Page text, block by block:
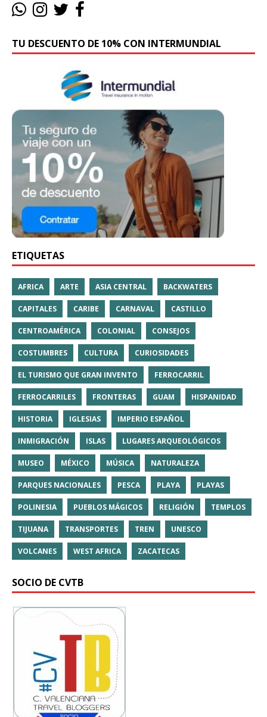
TU DESCUENTO DE 10% CON INTERMUNDIAL
ETIQUETAS
AFRICA ARTE ASIA CENTRAL BACKWATERS
CAPITALES CARIBE CARNAVAL CASTILLO
CENTROAMÉRICA COLONIAL CONSEJOS
COSTUMBRES CULTURA CURIOSIDADES
EL TURISMO QUE GRAN INVENTO FERROCARRIL
FERROCARRILES FRONTERAS GUAM HISPANIDAD
HISTORIA IGLESIAS IMPERIO ESPAÑOL
INMIGRACIÓN ISLAS LUGARES ARQUEOLÓGICOS
MUSEO MÉXICO MÚSICA NATURALEZA
PARQUES NACIONALES PESCA PLAYA PLAYAS
POLINESIA PUEBLOS MÁGICOS RELIGIÓN TEMPLOS
TIJUANA TRANSPORTES TREN UNESCO
VOLCANES WEST AFRICA ZACATECAS
SOCIO DE CVTB